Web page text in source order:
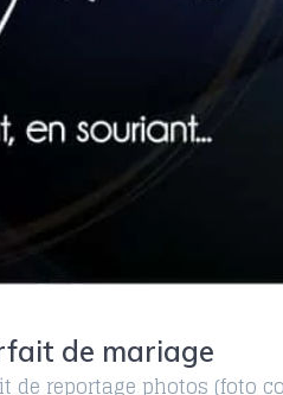
de mariage
reportage photos (foto